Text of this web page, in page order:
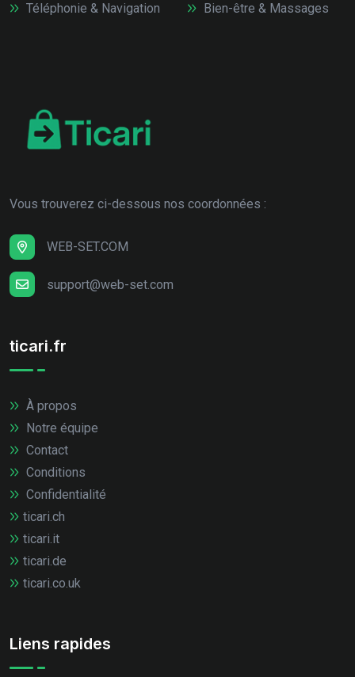
Téléphonie & Navigation
Bien-être & Massages
Vous trouverez ci-dessous nos coordonnées :
WEB-SET.COM
support@web-set.com
ticari.fr
À propos
Notre équipe
Contact
Conditions
Confidentialité
ticari.ch
ticari.it
ticari.de
ticari.co.uk
Liens rapides